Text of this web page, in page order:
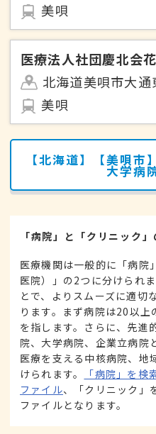
美唄
医療法人社団慶北会
北海道美唄市大
美唄
【北海道】【美唄市
大学病
「病院」と「クリニック
医療機関は一般的に「病院
医院）」の2つに分けられ
とで、よりスムーズに適切
ります。まず病院は20以
を指します。さらに、先進
院、大学病院、企業立病院
医療を支える中核病院、地
けられます。
「病院」を検
ファイル、「クリニック」
ファイルとなります。